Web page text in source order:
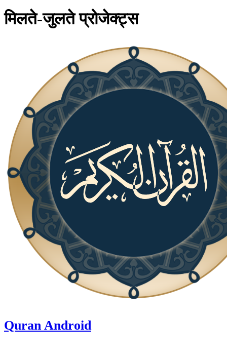
मिलते-जुलते प्रोजेक्ट्स
Quran Android